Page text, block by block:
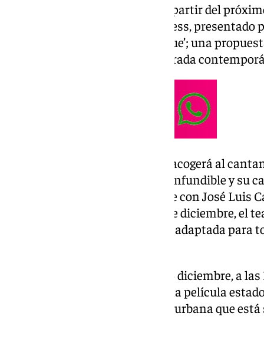
La programación comenzará a partir del
espectáculo Flamenco In Progress,
bajo el título ‘La juerga que no fue’; una
flamenco más puro con una mirada
El 8 de noviembre, el escenario acogerá al
noche de copla con su voz «inconfundible y su
humor llegará el 12 de diciembre con José Luis
‘Humorista de guardia’; y el 13 de diciembre, el
la Ópera’, una puesta en escena adaptada
Por último, un día después, el 14 diciembre, a
Las Guerreras K-Pop, basado una película
animación musical de fantasía urbana que